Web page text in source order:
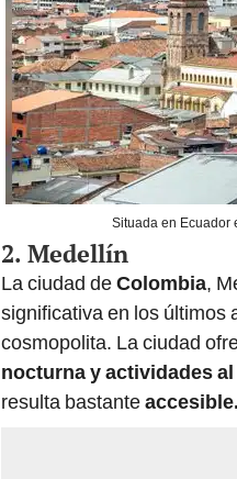
Situada en Ecuador
2. Medellín
La ciudad deColombia,
significativa en los últimos
cosmopolita. La ciudad
nocturna y actividades
resulta bastanteaccesible.